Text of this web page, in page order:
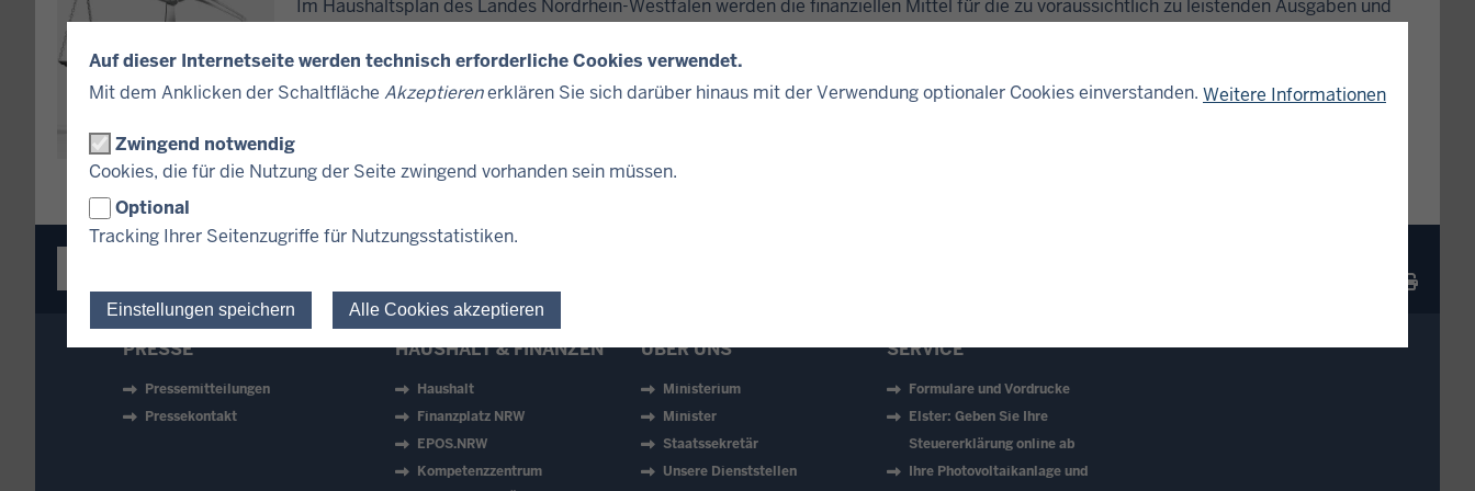
Auf dieser Internetseite werden technisch erforderliche Cookies verwendet.
Mit dem Anklicken der Schaltfläche Akzeptierenerklären Sie sich darüber hinaus mit der Verwendung optionaler Cookies einverstanden. Weitere Informationen
Zwingend notwendig
Cookies, die für die Nutzung der Seite zwingend vorhanden sein müssen.
Optional
Tracking Ihrer Seitenzugriffe für Nutzungsstatistiken.
Einstellungen speichern Alle Cookies akzeptieren
Im Haushaltsplan des Landes Nordrhein-Westfalen werden die finanziellen Mittel für die zu voraussichtlich zu leistenden Ausgaben und
PRESSE
Pressemitteilungen
Pressekontakt
HAUSHALT & FINANZEN
Haushalt
Finanzplatz NRW
EPOS.NRW
Kompetenzzentrum
ÜBER UNS
Ministerium
Minister
Staatssekretär
Unsere Dienststellen
SERVICE
Formulare und Vordrucke
Elster: Geben Sie Ihre
Steuererklärung online ab
Ihre Photovoltaikanlage und